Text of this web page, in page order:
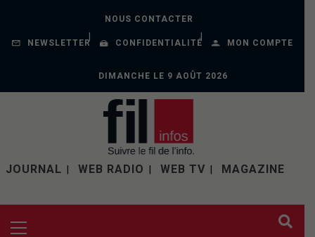
NOUS CONTACTER
NEWSLETTER CONFIDENTIALITÉ MON COMPTE
DIMANCHE LE 9 AOÛT 2026
JOURNAL WEB RADIO WEB TV MAGAZINE